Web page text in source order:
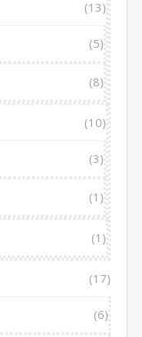
(13)
(5)
(8)
(10)
(3)
(1)
(1)
(17)
(6)